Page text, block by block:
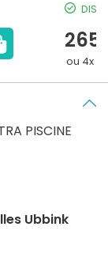
265
ou 4x 66
PISCINE
Ubbink